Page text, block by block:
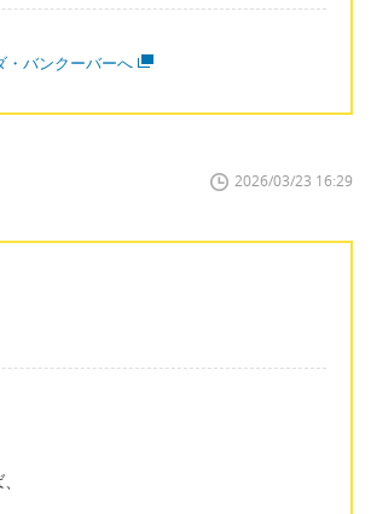
・バンクーバーへ
2026/03/23 16:29